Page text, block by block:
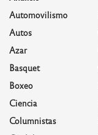
Automovilismo
Autos
Azar
Basquet
Boxeo
Ciencia
Columnistas